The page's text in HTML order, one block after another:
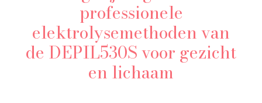
professionele
elektrolysemethoden van
de DEPIL530S voor gezicht
en lichaam